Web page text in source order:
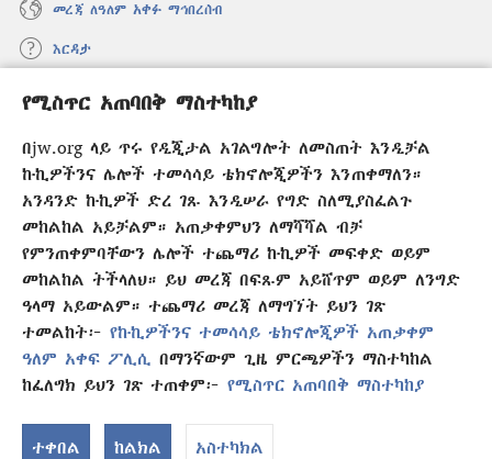
የሚስጥር አጠባበቅ ማስተካከያ
በjw.org ላይ ጥሩ የዲጂታል አገልግሎት ለመስጠት እንዲቻል
ኩኪዎችንና ሌሎች ተመሳሳይ ቴክኖሎጂዎችን እንጠቀማለን።
አንዳንድ ኩኪዎች ድረ ገጹ እንዲሠራ የግድ ስለሚያስፈልጉ
መከልከል አይቻልም። አጠቃቀምህን ለማሻሻል ብቻ
የምንጠቀምባቸውን ሌሎች ተጨማሪ ኩኪዎች መፍቀድ ወይም
መከልከል ትችላለህ። ይህ መረጃ በፍጹም አይሸጥም ወይም ለንግድ
ዓላማ አይውልም። ተጨማሪ መረጃ ለማግኘት ይህን ገጽ
ተመልከት፦ የኩኪዎችንና ተመሳሳይ ቴክኖሎጂዎች አጠቃቀም
ዓለም አቀፍ ፖሊሲ
በማንኛውም ጊዜ ምርጫዎችን ማስተካከል
ከፈለግክ ይህን ገጽ ተጠቀም፦ የሚስጥር አጠባበቅ ማስተካከያ
ተቀበል ከልክል አስተካክል
መረጃ ለዓለም አቀፉ ማኅበረሰብ
እርዳታ
መዋጮዎች
(አዲስ
ክፈት)
የመጠበቂያ ግንብ የኢንተርኔት ቤተ መጻሕፍት
(አዲስ
ዊንዶው
®
(አዲስ
ዊንዶው
JW Library ® አፕሊኬሽን
Copyright © 2026 Watch Tower Bible and Tract Society of Pennsylvania.